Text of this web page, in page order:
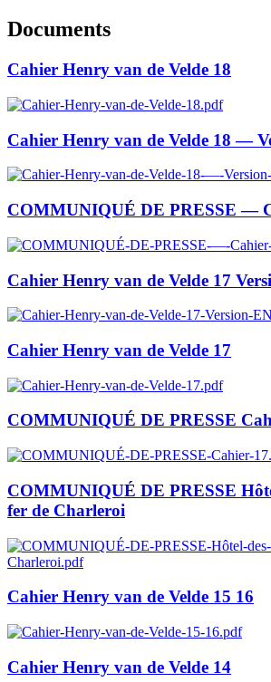
Documents
Cahier Henry van de Velde 18
Cahier Henry van de Velde 18 —
COMMUNIQUÉ DE PRESSE —
Cahier Henry van de Velde 17
Cahier Henry van de Velde 17
COMMUNIQUÉ DE PRESSE
COMMUNIQUÉ DE PRESSE
fer de Charleroi
Cahier Henry van de Velde 15 16
Cahier Henry van de Velde 14